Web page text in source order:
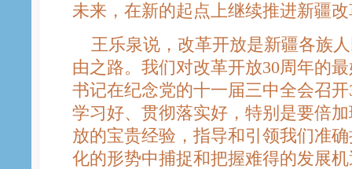
未来，在新的起点上继续推进新疆
王乐泉说，改革开放是新疆各族
由之路。我们对改革开放30周年的
书记在纪念党的十一届三中全会召
学习好、贯彻落实好，特别是要倍
放的宝贵经验，指导和引领我们准
化的形势中捕捉和把握难得的发展